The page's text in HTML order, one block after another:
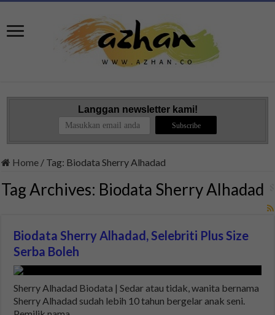
Langgan newsletter kami!
Home / Tag: Biodata Sherry Alhadad
Tag Archives: Biodata Sherry Alhadad
Biodata Sherry Alhadad, Selebriti Plus Size
Serba Boleh
Sherry Alhadad Biodata | Sedar atau tidak, wanita bernama
Sherry Alhadad sudah lebih 10 tahun bergelar anak seni.